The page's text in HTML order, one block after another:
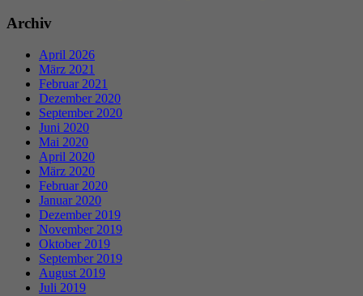
Archiv
April 2026
März 2021
Februar 2021
Dezember 2020
September 2020
Juni 2020
Mai 2020
April 2020
März 2020
Februar 2020
Januar 2020
Dezember 2019
November 2019
Oktober 2019
September 2019
August 2019
Juli 2019